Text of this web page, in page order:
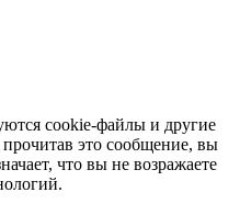
cookie-файлы и другие
это сообщение, вы
что вы не возражаете